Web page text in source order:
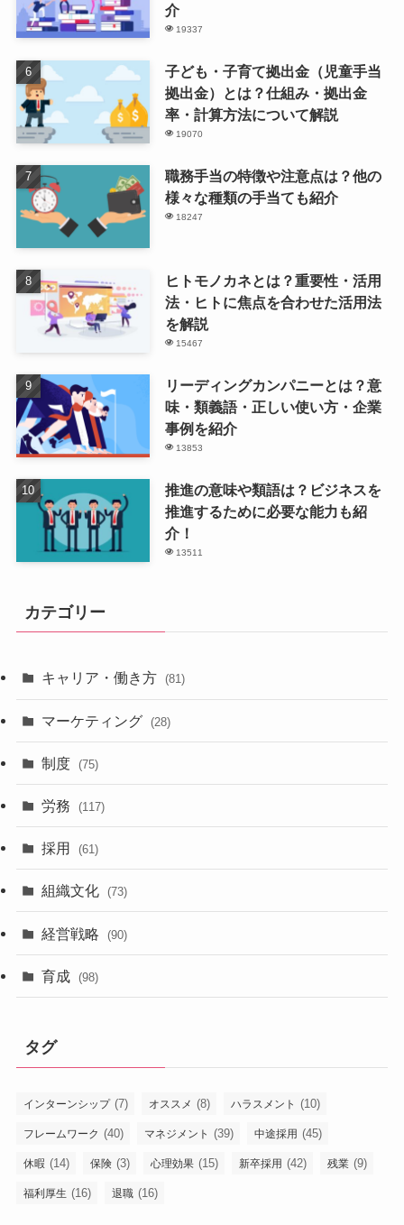
介
19337
子ども・子育て拠出金（児童手当
拠出金）とは？仕組み・拠出金
率・計算方法について解説
19070
職務手当の特徴や注意点は？他の
様々な種類の手当ても紹介
18247
ヒトモノカネとは？重要性・活用
法・ヒトに焦点を合わせた活用法
を解説
15467
リーディングカンパニーとは？意
味・類義語・正しい使い方・企業
事例を紹介
13853
推進の意味や類語は？ビジネスを
推進するために必要な能力も紹
介！
13511
カテゴリー
キャリア・働き方 (81)
マーケティング (28)
制度 (75)
労務 (117)
採用 (61)
組織文化 (73)
経営戦略 (90)
育成 (98)
タグ
インターンシップ(7) オススメ (8) ハラスメント (10)
フレームワーク (40) マネジメント (39) 中途採用 (45)
休暇 (14) 保険 (3) 心理効果 (15) 新卒採用 (42) 残業 (9)
福利厚生 (16) 退職 (16)